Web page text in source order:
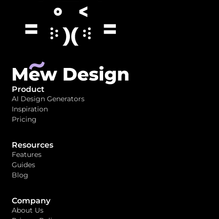
Product
AI Design Generators
Inspiration
Pricing
Resources
Features
Guides
Blog
Company
About Us